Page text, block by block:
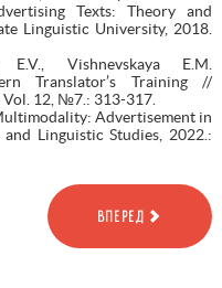
Texts: Theory and
Linguistic University, 2018.
Vishnevskaya E.M.
Translator’s Training //
12, №7.: 313-317.
Advertisement in
Linguistic Studies, 2022.:
ВПЕРЕД